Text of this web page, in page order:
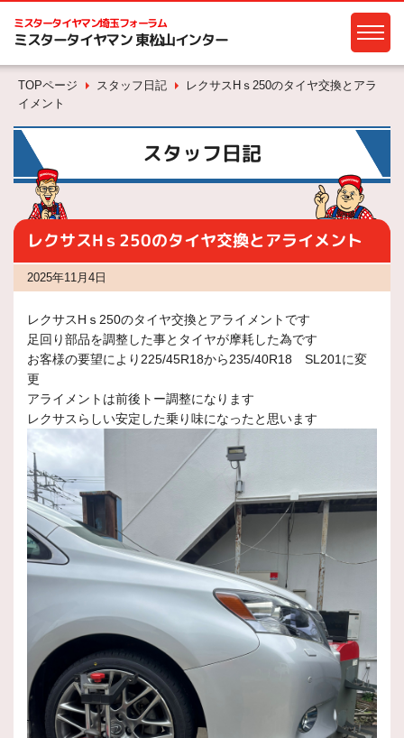
ミスタータイヤマン埼玉フォーラム
ミスタータイヤマン 東松山インター
TOPページ スタッフ日記
レクサスHｓ250のタイヤ交換とアラ
イメント
スタッフ日記
レクサスHｓ250のタイヤ交換とアライメント
2025年11月4日
レクサスHｓ250のタイヤ交換とアライメントです
足回り部品を調整した事とタイヤが摩耗した為です
お客様の要望により225/45R18から235/40R18 SL201に変
更
アライメントは前後トー調整になります
レクサスらしい安定した乗り味になったと思います